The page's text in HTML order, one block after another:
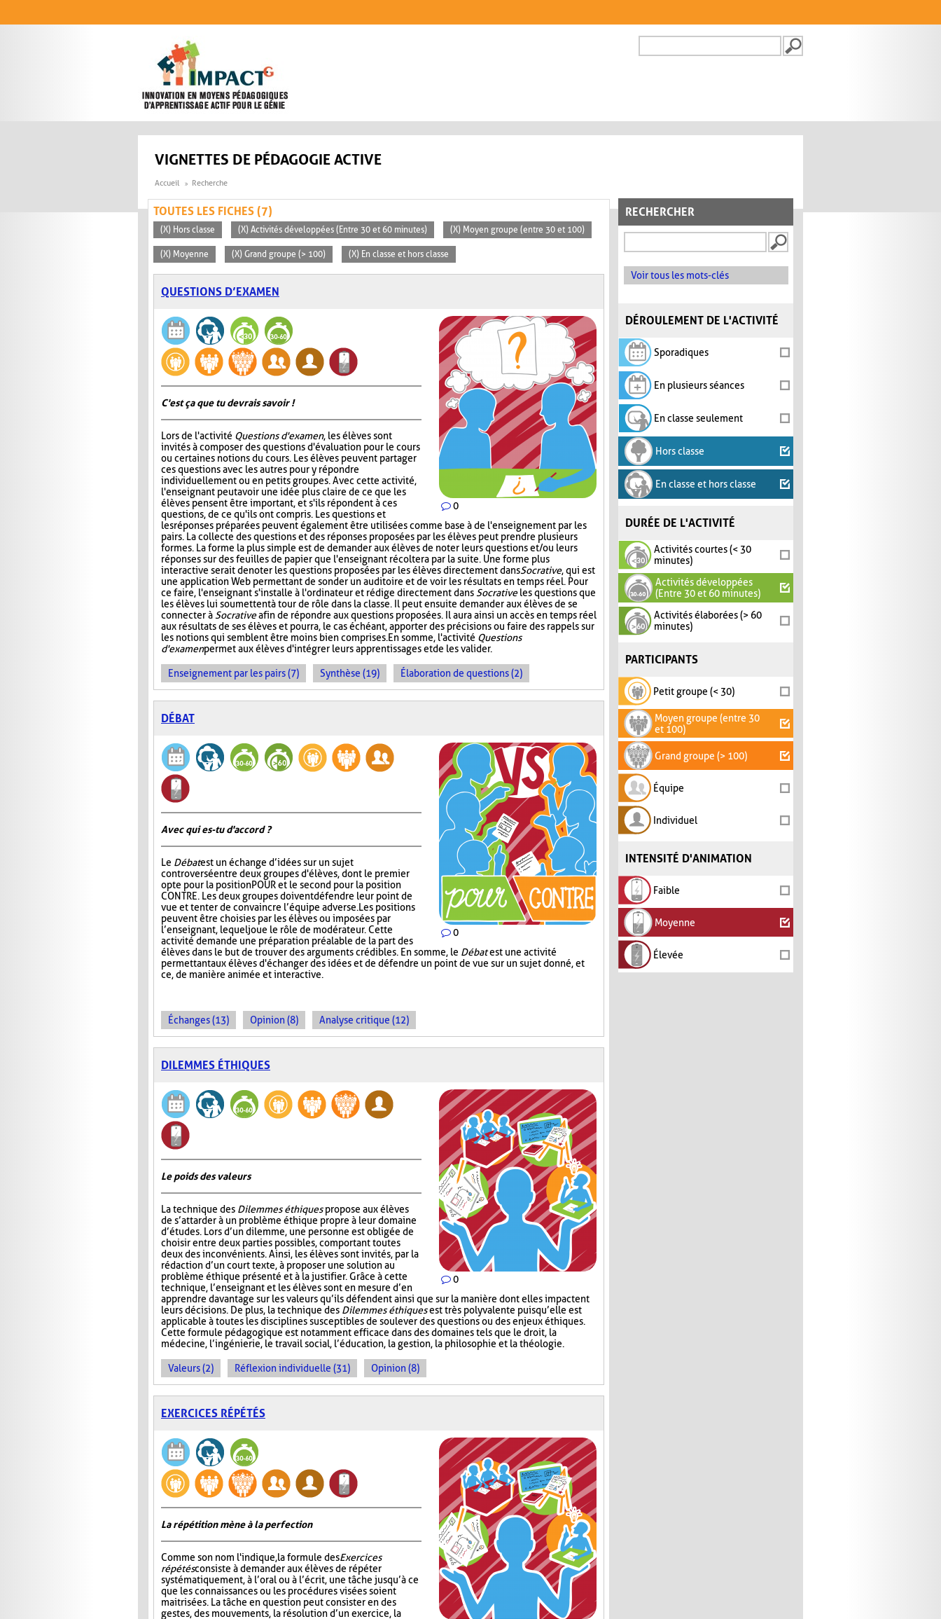
FORMULAIRE DE
VIGNETTES DE PÉDAGOGIE ACTIVE
Accueil Recherche
RECHERCHER
Voir tous les mots-clés
DÉROULEMENT DE L'ACTIVITÉ
Sporadiques
En plusieurs séances
En classe seulement
Hors classe
En classe et hors classe
DURÉE DE L'ACTIVITÉ
Activités courtes (< 30
minutes)
Activités développées
(Entre 30 et 60 minutes)
Activités élaborées (> 60
minutes)
PARTICIPANTS
Petit groupe (< 30)
Moyen groupe (entre 30
et 100)
Grand groupe (> 100)
Équipe
Individuel
INTENSITÉ D'ANIMATION
Faible
Moyenne
Élevée
TOUTES LES FICHES (7)
(X) Hors classe (X) Activités développées (Entre 30 et 60 minutes) (X) Moyen groupe (entre 30 et 100)
(X) Moyenne (X) Grand groupe (> 100) (X) En classe et hors classe
QUESTIONS D’EXAMEN
0
C'est ça que tu devrais savoir !
Lors de l'activité Questions d'examen, les élèves sont
invités à composer des questions d'évaluation pour le cours
ou certaines notions du cours. Les élèves peuvent partager
ces questions avec les autres pour y répondre
individuellement ou en petits groupes. Avec cette activité,
l'enseignant peut avoir une idée plus claire de ce que les
élèves pensent être important, et s'ils répondent à ces
questions, de ce qu'ils ont compris. Les questions et
les réponses préparées peuvent également être utilisées comme base à de l'enseignement par les
pairs. La collecte des questions et des réponses proposées par les élèves peut prendre plusieurs
formes. La forme la plus simple est de demander aux élèves de noter leurs questions et/ou leurs
réponses sur des feuilles de papier que l'enseignant récoltera par la suite. Une forme plus
interactive serait de noter les questions proposées par les élèves directement dansSocrative, qui est
une application Web permettant de sonder un auditoire et de voir les résultats en temps réel. Pour
ce faire, l'enseignant s'installe à l'ordinateur et rédige directement dansSocrativeles questions que
les élèves lui soumettent à tour de rôle dans la classe. Il peut ensuite demander aux élèves de se
connecter àSocrativeafin de répondre aux questions proposées. Il aura ainsi un accès en temps réel
aux résultats de ses élèves et pourra, le cas échéant, apporter des précisions ou faire des rappels sur
les notions qui semblent être moins bien comprises. En somme, l'activité Questions
d'examenpermet aux élèves d'intégrer leurs apprentissages et de les valider.
Enseignement par les pairs (7) Synthèse (19) Élaboration de questions (2)
DÉBAT
0
Avec qui es-tu d'accord ?
Le Débatest un échange d’idées sur un sujet
controversé entre deux groupes d'élèves, dont le premier
opte pour la position POUR et le second pour la position
CONTRE. Les deux groupes doivent défendre leur point de
vue et tenter de convaincre l’équipe adverse. Les positions
peuvent être choisies par les élèves ou imposées par
l’enseignant, lequel joue le rôle de modérateur. Cette
activité demande une préparation préalable de la part des
élèves dans le but de trouver des arguments crédibles. En somme, le Débatest une activité
permettant aux élèves d'échanger des idées et de défendre un point de vue sur un sujet donné, et
ce, de manière animée et interactive.
Échanges (13) Opinion (8) Analyse critique (12)
DILEMMES ÉTHIQUES
0
Le poids des valeurs
La technique des Dilemmes éthiquespropose aux élèves
de s’attarder à un problème éthique propre à leur domaine
d’études. Lors d’un dilemme, une personne est obligée de
choisir entre deux parties possibles, comportant toutes
deux des inconvénients. Ainsi, les élèves sont invités, par la
rédaction d’un court texte, à proposer une solution au
problème éthique présenté et à la justifier. Grâce à cette
technique, l’enseignant et les élèves sont en mesure d’en
apprendre davantage sur les valeurs qu’ils défendent ainsi que sur la manière dont elles impactent
leurs décisions. De plus, la technique des Dilemmes éthiquesest très polyvalente puisqu’elle est
applicable à toutes les disciplines susceptibles de soulever des questions ou des enjeux éthiques.
Cette formule pédagogique est notamment efficace dans des domaines tels que le droit, la
médecine, l’ingénierie, le travail social, l’éducation, la gestion, la philosophie et la théologie.
Valeurs (2) Réflexion individuelle (31) Opinion (8)
EXERCICES RÉPÉTÉS
La répétition mène à la perfection
Comme son nom l'indique, la formule desExercices
répétésconsiste à demander aux élèves de répéter
systématiquement, à l’oral ou à l’écrit, une tâche jusqu’à ce
que les connaissances ou les procédures visées soient
maitrisées. La tâche en question peut consister en des
gestes, des mouvements, la résolution d’un exercice, la